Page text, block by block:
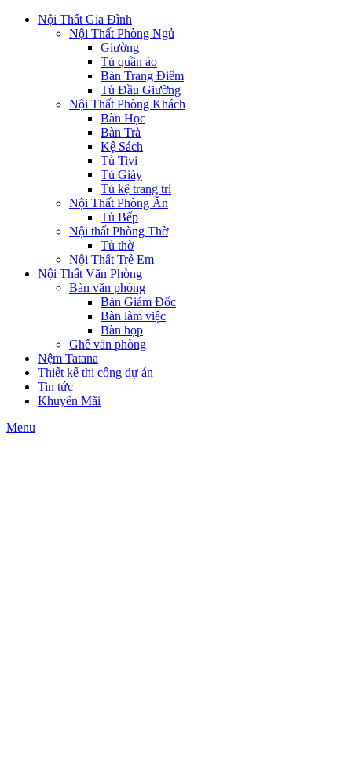
Nội Thất Gia Đình
Nội Thất Phòng Ngủ
Giường
Tủ quần áo
Bàn Trang Điểm
Tủ Đầu Giường
Nội Thất Phòng Khách
Bàn Học
Bàn Trà
Kệ Sách
Tủ Tivi
Tủ Giày
Tủ kệ trang trí
Nội Thất Phòng Ăn
Tủ Bếp
Nội thất Phòng Thờ
Tủ thờ
Nội Thất Trẻ Em
Nội Thất Văn Phòng
Bàn văn phòng
Bàn Giám Đốc
Bàn làm việc
Bàn họp
Ghế văn phòng
Nệm Tatana
Thiết kế thi công dự án
Tin tức
Khuyến Mãi
Menu